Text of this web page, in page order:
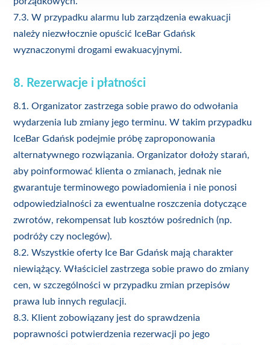
7.3. W przypadku alarmu lub zarządzenia ewakuacji
należy niezwłocznie opuścić IceBar Gdańsk
wyznaczonymi drogami ewakuacyjnymi.
8. Rezerwacje i płatności
8.1. Organizator zastrzega sobie prawo do odwołania
wydarzenia lub zmiany jego terminu. W takim przypadku
IceBar Gdańsk podejmie próbę zaproponowania
alternatywnego rozwiązania. Organizator dołoży starań,
aby poinformować klienta o zmianach, jednak nie
gwarantuje terminowego powiadomienia i nie ponosi
odpowiedzialności za ewentualne roszczenia dotyczące
zwrotów, rekompensat lub kosztów pośrednich (np.
podróży czy noclegów).
8.2. Wszystkie oferty Ice Bar Gdańsk mają charakter
niewiążący. Właściciel zastrzega sobie prawo do zmiany
cen, w szczególności w przypadku zmian przepisów
prawa lub innych regulacji.
8.3. Klient zobowiązany jest do sprawdzenia
poprawności potwierdzenia rezerwacji po jego